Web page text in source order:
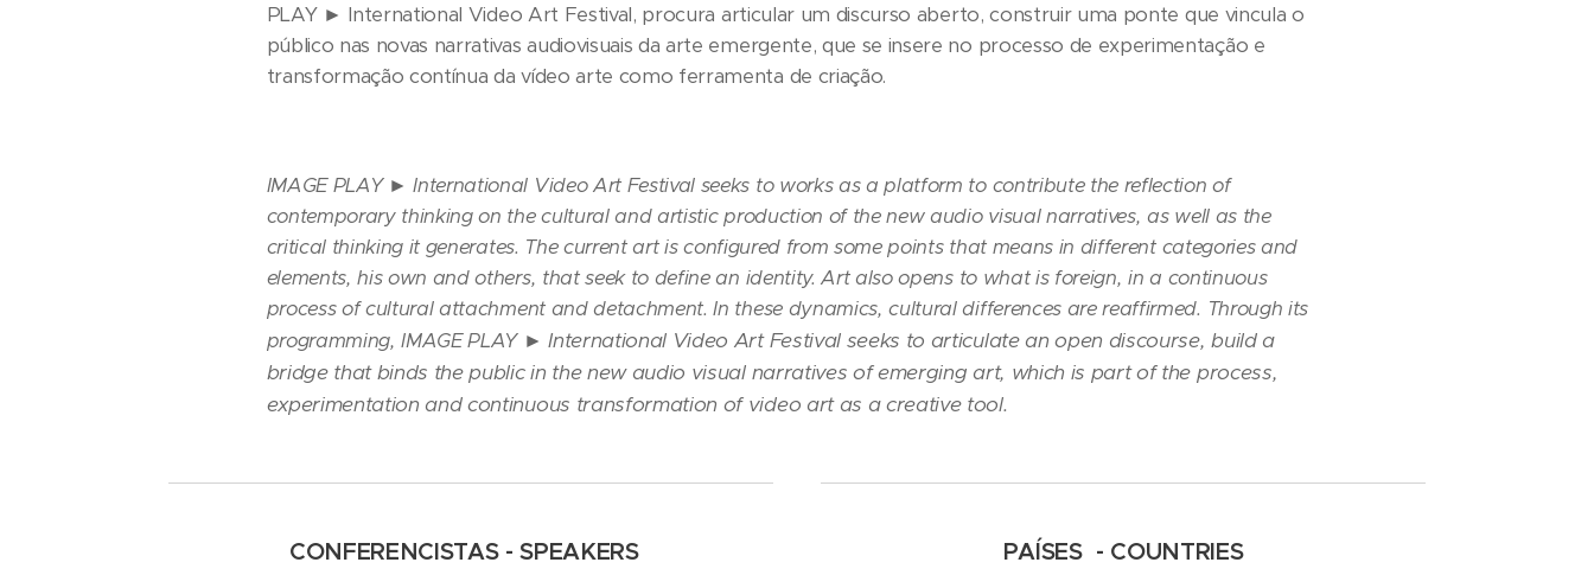
PLAY ► International Video Art Festival, procura articular um discurso aberto, construir uma ponte que vincula o
público nas novas narrativas audiovisuais da arte emergente, que se insere no processo de experimentação e
transformação contínua da vídeo arte como ferramenta de criação.
IMAGE PLAY ► International Video Art Festival seeks to works as a platform to contribute the reflection of
contemporary thinking on the cultural and artistic production of the new audio visual narratives, as well as the
critical thinking it generates. The current art is configured from some points that means in different categories and
elements, his own and others, that seek to define an identity. Art also opens to what is foreign, in a continuous
process of cultural attachment and detachment. In these dynamics, cultural differences are reaffirmed. Through its
programming, IMAGE PLAY ► International Video Art Festival seeks to articulate an open discourse, build a
bridge that binds the public in the new audio visual narratives of emerging art, which is part of the process,
experimentation and continuous transformation of video art as a creative tool.
CONFERENCISTAS -SPEAKERS PAÍSES - COUNTRIES